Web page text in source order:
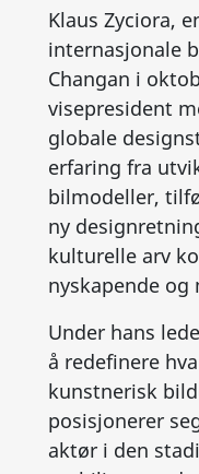
Klaus Zyciora,
internasjonale
Changan i
visepresident
globale
erfaring fra
bilmodeller,
ny
kulturelle arv
nyskapende
Under hans
å redefinere
kunstnerisk
posisjonerer
aktør i den